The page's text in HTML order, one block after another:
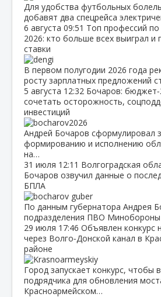
Для удобства футбольных
добавят два спецрейса
6 августа 09:51 Топ профессий по
2026: кто больше всех выиграл и
ставки
В первом полугодии 2026 года
росту зарплатных предложений
5 августа 12:32 Бочаров:
сочетать осторожность,
инвестиций
Андрей Бочаров сформулировал
формированию и исполнению
на…
31 июля 12:11 Волгоградская
Бочаров озвучил данные о
БПЛА
По данным губернатора Андрея
подразделения ПВО
29 июля 17:46 Объявлен конкурс
через Волго‑Донской канал в
районе
Город запускает конкурс, чтобы
подрядчика для обновления
Красноармейском…